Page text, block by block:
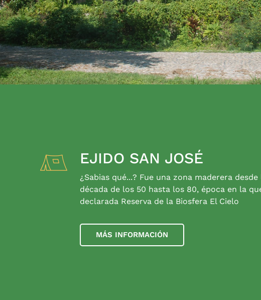
EJIDO SAN JOSÉ
¿Sabias qué...? Fue una zona maderera desde
década de los 50 hasta los 80, época en la
declarada Reserva de la Biosfera El Cielo
MÁS INFORMACIÓN